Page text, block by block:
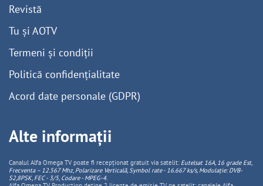
Revistă
Tu și AOTV
Termeni și condiții
Politică confidențialitate
Acord date personale (GDPR)
Alte informații
Canalul Alfa Omega TV poate fi recepționat gratuit via satelit: Eutelsat 16A, 16 grade Est,
Frecventa – 12.567 Mhz, PolarizareVerticală, Symbol rate - 16.667 ks/s, Modulație: DVB-
S2,8PSK, FEC - 3/5, Codare - MPEG-4.